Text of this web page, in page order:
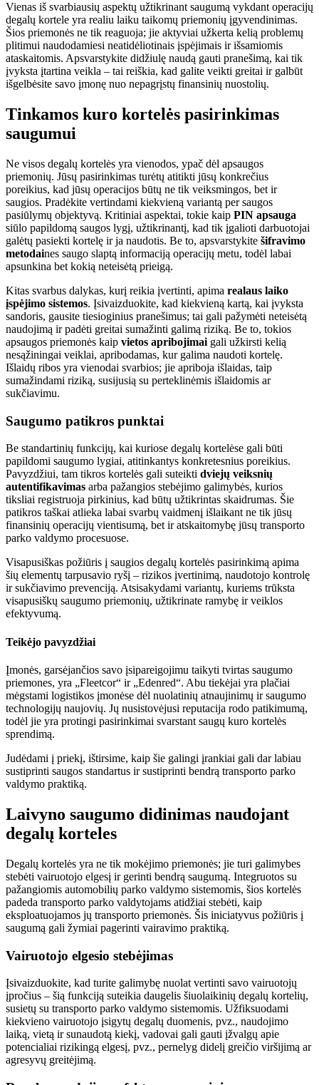
Vienas iš svarbiausių aspektų užtikrinant saugumą vykdant operacijų
degalų kortele yra realiu laiku taikomų priemonių įgyvendinimas.
Šios priemonės ne tik reaguoja; jie aktyviai užkerta kelią problemų
plitimui naudodamiesi neatidėliotinais įspėjimais ir išsamiomis
ataskaitomis. Apsvarstykite didžiulę naudą gauti pranešimą, kai tik
įvyksta įtartina veikla – tai reiškia, kad galite veikti greitai ir galbūt
išgelbėsite savo įmonę nuo nepagrįstų finansinių nuostolių.
Tinkamos kuro kortelės pasirinkimas
saugumui
Ne visos degalų kortelės yra vienodos, ypač dėl apsaugos
priemonių. Jūsų pasirinkimas turėtų atitikti jūsų konkrečius
poreikius, kad jūsų operacijos būtų ne tik veiksmingos, bet ir
saugios. Pradėkite vertindami kiekvieną variantą per saugos
pasiūlymų objektyvą. Kritiniai aspektai, tokie kaip PIN apsauga
siūlo papildomą saugos lygį, užtikrinantį, kad tik įgalioti darbuotojai
galėtų pasiekti kortelę ir ja naudotis. Be to, apsvarstykite šifravimo
metodaines saugo slaptą informaciją operacijų metu, todėl labai
apsunkina bet kokią neteisėtą prieigą.
Kitas svarbus dalykas, kurį reikia įvertinti, apima realaus laiko
įspėjimo sistemos. Įsivaizduokite, kad kiekvieną kartą, kai įvyksta
sandoris, gausite tiesioginius pranešimus; tai gali pažymėti neteisėtą
naudojimą ir padėti greitai sumažinti galimą riziką. Be to, tokios
apsaugos priemonės kaip vietos apribojimai gali užkirsti kelią
nesąžiningai veiklai, apribodamas, kur galima naudoti kortelę.
Išlaidų ribos yra vienodai svarbios; jie apriboja išlaidas, taip
sumažindami riziką, susijusią su perteklinėmis išlaidomis ar
sukčiavimu.
Saugumo patikros punktai
Be standartinių funkcijų, kai kuriose degalų kortelėse gali būti
papildomi saugumo lygiai, atitinkantys konkretesnius poreikius.
Pavyzdžiui, tam tikros kortelės gali suteikti dviejų veiksnių
autentifikavimas arba pažangios stebėjimo galimybės, kurios
tiksliai registruoja pirkinius, kad būtų užtikrintas skaidrumas. Šie
patikros taškai atlieka labai svarbų vaidmenį išlaikant ne tik jūsų
finansinių operacijų vientisumą, bet ir atskaitomybę jūsų transporto
parko valdymo procesuose.
Visapusiškas požiūris į saugios degalų kortelės pasirinkimą apima
šių elementų tarpusavio ryšį – rizikos įvertinimą, naudotojo kontrolę
ir sukčiavimo prevenciją. Atsisakydami variantų, kuriems trūksta
visapusiškų saugumo priemonių, užtikrinate ramybę ir veiklos
efektyvumą.
Teikėjo pavyzdžiai
Įmonės, garsėjančios savo įsipareigojimu taikyti tvirtas saugumo
priemones, yra „Fleetcor“ ir „Edenred“. Abu tiekėjai yra plačiai
mėgstami logistikos įmonėse dėl nuolatinių atnaujinimų ir saugumo
technologijų naujovių. Jų nusistovėjusi reputacija rodo patikimumą,
todėl jie yra protingi pasirinkimai svarstant saugų kuro kortelės
sprendimą.
Judėdami į priekį, ištirsime, kaip šie galingi įrankiai gali dar labiau
sustiprinti saugos standartus ir sustiprinti bendrą transporto parko
valdymo praktiką.
Laivyno saugumo didinimas naudojant
degalų korteles
Degalų kortelės yra ne tik mokėjimo priemonės; jie turi galimybes
stebėti vairuotojo elgesį ir gerinti bendrą saugumą. Integruotos su
pažangiomis automobilių parko valdymo sistemomis, šios kortelės
padeda transporto parko valdytojams atidžiai stebėti, kaip
eksploatuojamos jų transporto priemonės. Šis iniciatyvus požiūris į
saugumą gali žymiai pagerinti vairavimo praktiką.
Vairuotojo elgesio stebėjimas
Įsivaizduokite, kad turite galimybę nuolat vertinti savo vairuotojų
įpročius – šią funkciją suteikia daugelis šiuolaikinių degalų kortelių,
susietų su transporto parko valdymo sistemomis. Užfiksuodami
kiekvieno vairuotojo įsigytų degalų duomenis, pvz., naudojimo
laiką, vietą ir sunaudotą kiekį, vadovai gali gauti įžvalgų apie
potencialiai rizikingą elgesį, pvz., pernelyg didelį greičio viršijimą ar
agresyvų greitėjimą.